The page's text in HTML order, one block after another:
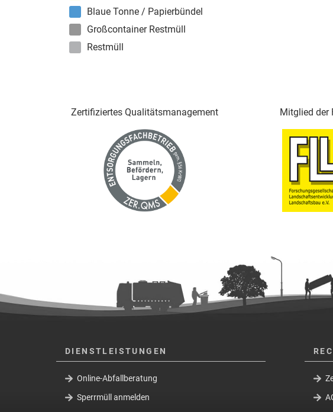
Blaue Tonne / Papierbündel
Großcontainer Restmüll
Restmüll
Zertifiziertes Qualitäts­management Mitglied der
DIENSTLEISTUNGEN
Online-Abfallberatung
Sperrmüll anmelden